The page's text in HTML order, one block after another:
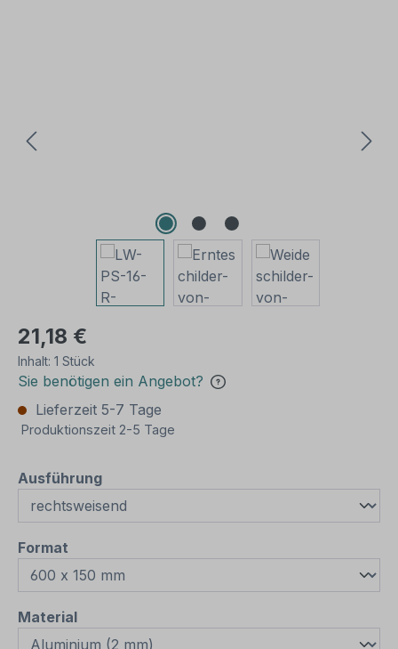
21,18 €
Inhalt: 1 Stück
Sie benötigen ein Angebot?
Lieferzeit 5-7 Tage
Produktionszeit 2-5 Tage
Ausführungauswählen
Format
Materialauswählen